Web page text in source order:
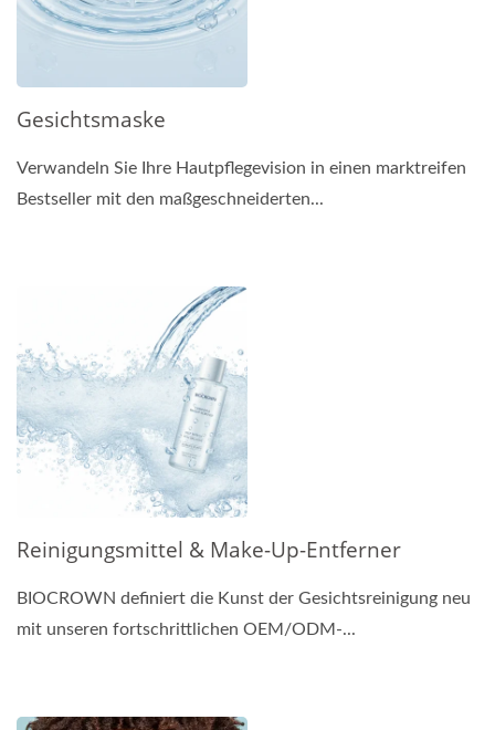
Gesichtsmaske
Verwandeln Sie Ihre Hautpflegevision in einen marktreifen
Bestseller mit den maßgeschneiderten...
Reinigungsmittel & Make-Up-Entferner
BIOCROWN definiert die Kunst der Gesichtsreinigung neu
mit unseren fortschrittlichen OEM/ODM-...